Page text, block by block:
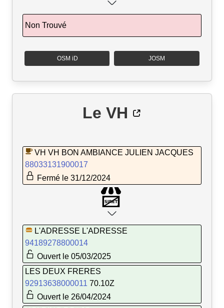
Non Trouvé
OSM iD JOSM
Le VH
VH VH BON AMBIANCE JULIEN JACQUES
88033131900017
Fermé le 31/12/2024
L'ADRESSE L'ADRESSE
94189278800014
Ouvert le 05/03/2025
LES DEUX FRERES
92913638000011 70.10Z
Ouvert le 26/04/2024